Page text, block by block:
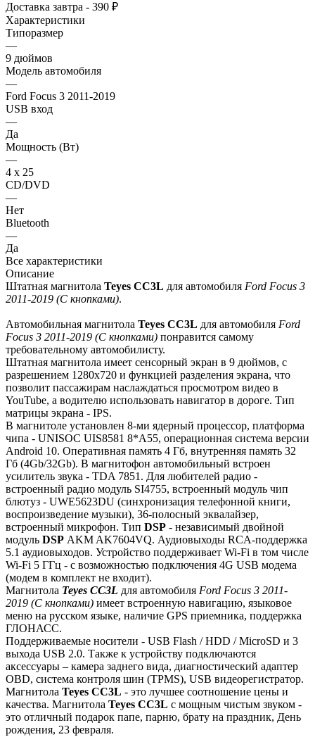
Доставка завтра - 390 ₽
Характеристики
Типоразмер
—
9 дюймов
Модель автомобиля
—
Ford Focus 3 2011-2019
USB вход
—
Да
Мощность (Вт)
—
4 х 25
CD/DVD
—
Нет
Bluetooth
—
Да
Все характеристики
Описание
Штатная магнитола Teyes СС3L для автомобиля Ford Focus 3
2011-2019 (С кнопками).
Автомобильная магнитола Teyes СС3L для автомобиля Ford
Focus 3 2011-2019 (С кнопками) понравится самому
требовательному автомобилисту.
Штатная магнитола имеет сенсорный экран в 9 дюймов, с
разрешением 1280х720 и функцией разделения экрана, что
позволит пассажирам наслаждаться просмотром видео в
YouTube, а водителю использовать навигатор в дороге. Тип
матрицы экрана - IPS.
В магнитоле установлен 8-ми ядерный процессор, платформа
чипа - UNISOC UIS8581 8*A55, операционная система версии
Android 10. Оперативная память 4 Гб, внутренняя память 32
Гб (4Gb/32Gb). В магнитофон автомобильный встроен
усилитель звука - TDA 7851. Для любителей радио -
встроенный радио модуль SI4755, встроенный модуль чип
блютуз - UWE5623DU (синхронизация телефонной книги,
воспроизведение музыки), 36-полосный эквалайзер,
встроенный микрофон. Тип DSP - независимый двойной
модуль DSP AKM AK7604VQ. Аудиовыходы RCA-поддержка
5.1 аудиовыходов. Устройство поддерживает Wi-Fi в том числе
Wi-Fi 5 ГГц - с возможностью подключения 4G USB модема
(модем в комплект не входит).
Магнитола Teyes СС3L для автомобиля Ford Focus 3 2011-
2019 (С кнопками) имеет встроенную навигацию, языковое
меню на русском языке, наличие GPS приемника, поддержка
ГЛОНАСС.
Поддерживаемые носители - USB Flash / HDD / MicroSD и 3
выхода USB 2.0. Также к устройству подключаются
аксессуары – камера заднего вида, диагностический адаптер
OBD, система контроля шин (TPMS), USB видеорегистратор.
Магнитола Teyes СС3L - это лучшее соотношение цены и
качества. Магнитола Teyes CC3L с мощным чистым звуком -
это отличный подарок папе, парню, брату на праздник, День
рождения, 23 февраля.